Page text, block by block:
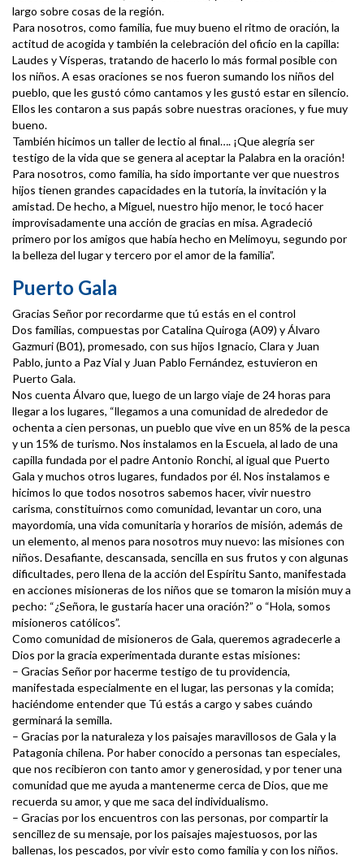
largo sobre cosas de la región.
Para nosotros, como familia, fue muy bueno el ritmo de oración, la
actitud de acogida y también la celebración del oficio en la capilla:
Laudes y Vísperas, tratando de hacerlo lo más formal posible con
los niños. A esas oraciones se nos fueron sumando los niños del
pueblo, que les gustó cómo cantamos y les gustó estar en silencio.
Ellos les contaron a sus papás sobre nuestras oraciones, y fue muy
bueno.
También hicimos un taller de lectio al final…. ¡Que alegría ser
testigo de la vida que se genera al aceptar la Palabra en la oración!
Para nosotros, como familia, ha sido importante ver que nuestros
hijos tienen grandes capacidades en la tutoría, la invitación y la
amistad. De hecho, a Miguel, nuestro hijo menor, le tocó hacer
improvisadamente una acción de gracias en misa. Agradeció
primero por los amigos que había hecho en Melimoyu, segundo por
la belleza del lugar y tercero por el amor de la familia”.
Puerto Gala
Gracias Señor por recordarme que tú estás en el control
Dos familias, compuestas por Catalina Quiroga (A09) y Álvaro
Gazmuri (B01), promesado, con sus hijos Ignacio, Clara y Juan
Pablo, junto a Paz Vial y Juan Pablo Fernández, estuvieron en
Puerto Gala.
Nos cuenta Álvaro que, luego de un largo viaje de 24 horas para
llegar a los lugares, “llegamos a una comunidad de alrededor de
ochenta a cien personas, un pueblo que vive en un 85% de la pesca
y un 15% de turismo. Nos instalamos en la Escuela, al lado de una
capilla fundada por el padre Antonio Ronchi, al igual que Puerto
Gala y muchos otros lugares, fundados por él. Nos instalamos e
hicimos lo que todos nosotros sabemos hacer, vivir nuestro
carisma, constituirnos como comunidad, levantar un coro, una
mayordomía, una vida comunitaria y horarios de misión, además de
un elemento, al menos para nosotros muy nuevo: las misiones con
niños. Desafiante, descansada, sencilla en sus frutos y con algunas
dificultades, pero llena de la acción del Espíritu Santo, manifestada
en acciones misioneras de los niños que se tomaron la misión muy a
pecho: “¿Señora, le gustaría hacer una oración?” o “Hola, somos
misioneros católicos”.
Como comunidad de misioneros de Gala, queremos agradecerle a
Dios por la gracia experimentada durante estas misiones:
– Gracias Señor por hacerme testigo de tu providencia,
manifestada especialmente en el lugar, las personas y la comida;
haciéndome entender que Tú estás a cargo y sabes cuándo
germinará la semilla.
– Gracias por la naturaleza y los paisajes maravillosos de Gala y la
Patagonia chilena. Por haber conocido a personas tan especiales,
que nos recibieron con tanto amor y generosidad, y por tener una
comunidad que me ayuda a mantenerme cerca de Dios, que me
recuerda su amor, y que me saca del individualismo.
– Gracias por los encuentros con las personas, por compartir la
sencillez de su mensaje, por los paisajes majestuosos, por las
ballenas, los pescados, por vivir esto como familia y con los niños.